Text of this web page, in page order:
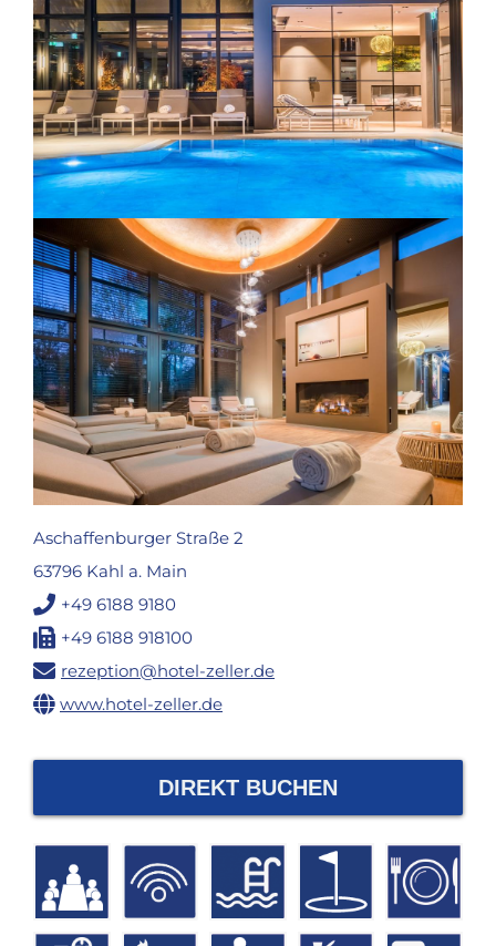
Aschaffenburger Straße 2
63796 Kahl a. Main
+49 6188 9180
+49 6188 918100
rezeption@hotel-zeller.de
www.hotel-zeller.de
DIREKT BUCHEN